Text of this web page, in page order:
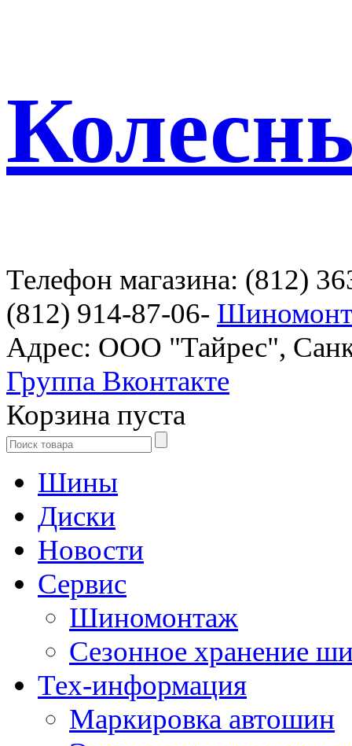
Телефон магазина: (812)
(812) 914-87-06-
Адрес: ООО "Тайрес",
Группа Вконтакте
Корзина пуста
Шины
Диски
Новости
Сервис
Шиномонтаж
Сезонное хранение
Тех-информация
Маркировка автошин